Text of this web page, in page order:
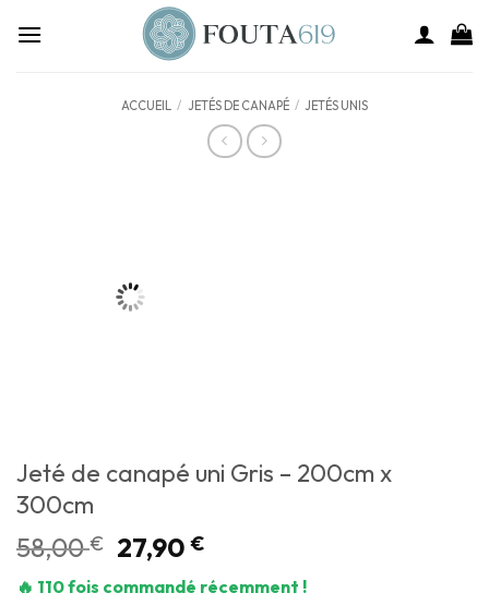
ACCUEIL / JETÉS DE CANAPÉ / JETÉS UNIS
Jeté de canapé uni Gris – 200cm x
300cm
58,00€ 27,90€
🔥 110 fois commandé récemment !